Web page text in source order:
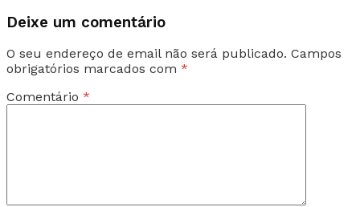
Deixe um comentário
O seu endereço de email não será publicado. Campos
obrigatórios marcados com *
Comentário *